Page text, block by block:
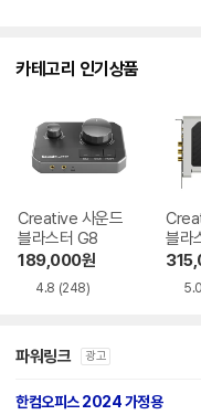
카테고리 인기상품
Creative 사운드
블라스터 G8
189,000원
4.8 (248)
블라
CI-e
5.0
파워링크 광고
한컴오피스 2024 가정용